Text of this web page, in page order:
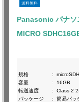
送料無料
Panasonic パナソ
MICRO
規格
:
容量
:
16GB
転送速度
:
Class 2
パッケージ
:
簡易パッ